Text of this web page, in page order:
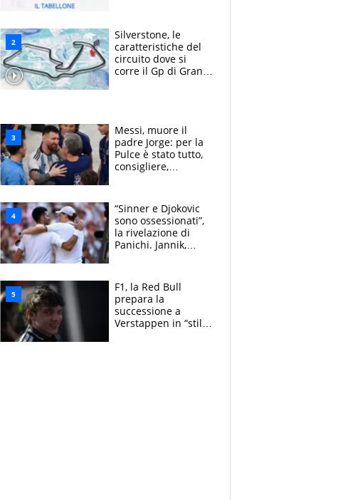
Silverstone, le
caratteristiche del
circuito dove si
corre il Gp di Gran
Messi, muore il
padre Jorge: per la
Pulce è stato tutto,
consigliere,
“Sinner e Djokovic
sono ossessionati”,
la rivelazione di
Panichi. Jannik,
agli US Open
F1, la Red Bull
prepara la
successione a
Verstappen in “stile